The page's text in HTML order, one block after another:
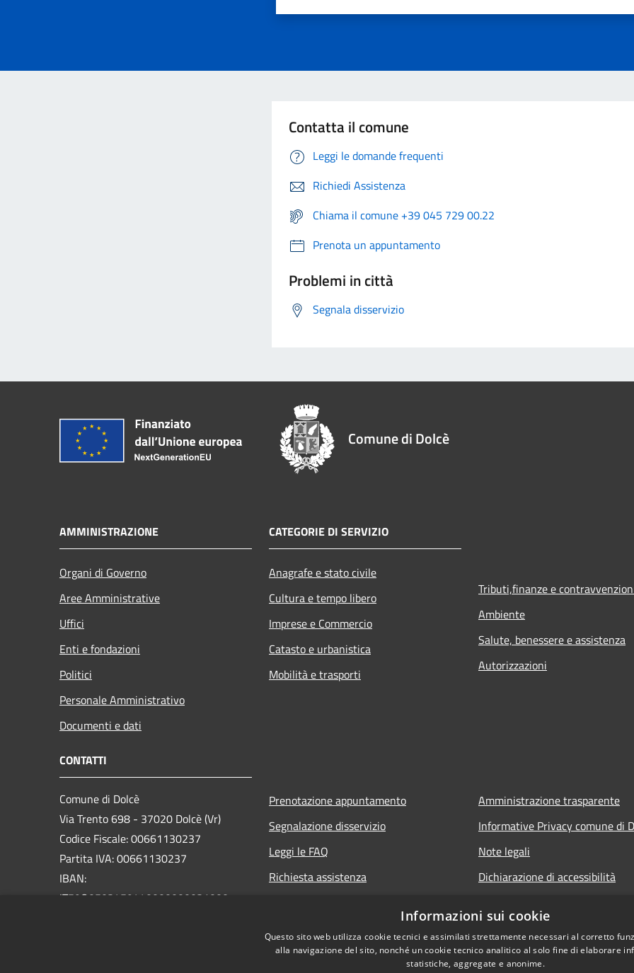
Contatta il comune
Leggi le domande frequenti
Richiedi Assistenza
Chiama il comune +39 045 729 00.22
Prenota un appuntamento
Problemi in città
Segnala disservizio
Comune di Dolcè
AMMINISTRAZIONE
Organi di Governo
Aree Amministrative
Uffici
Enti e fondazioni
Politici
Personale Amministrativo
Documenti e dati
CATEGORIE DI SERVIZIO
Anagrafe e stato civile
Cultura e tempo libero
Imprese e Commercio
Catasto e urbanistica
Mobilità e trasporti
Tributi,finanze e
Ambiente
Salute, benessere e assistenza
Autorizzazioni
CONTATTI
Comune di Dolcè
Via Trento 698 - 37020 Dolcè (Vr)
Codice Fiscale: 00661130237
Partita IVA: 00661130237
IBAN:
IT59O0503459440000000031000
Prenotazione appuntamento
Segnalazione disservizio
Leggi le FAQ
Richiesta assistenza
Amministrazione trasparente
Informative Privacy comune di
Note legali
Dichiarazione di accessibilità
Informazioni sui cookie
Questo sito web utilizza cookie tecnici e assimilati strettamente necessari al corretto
alla navigazione del sito, nonché un cookie tecnico analitico al solo fine di elaborare
statistiche, aggregate e anonime.